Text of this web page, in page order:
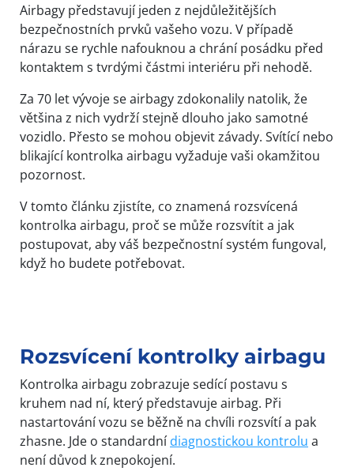
Airbagy představují jeden z nejdůležitějších
bezpečnostních prvků vašeho vozu. V případě
nárazu se rychle nafouknou a chrání posádku před
kontaktem s tvrdými částmi interiéru při nehodě.
Za 70 let vývoje se airbagy zdokonalily natolik, že
většina z nich vydrží stejně dlouho jako samotné
vozidlo. Přesto se mohou objevit závady. Svítící nebo
blikající kontrolka airbagu vyžaduje vaši okamžitou
pozornost.
V tomto článku zjistíte, co znamená rozsvícená
kontrolka airbagu, proč se může rozsvítit a jak
postupovat, aby váš bezpečnostní systém fungoval,
když ho budete potřebovat.
Rozsvícení kontrolky airbagu
Kontrolka airbagu zobrazuje sedící postavu s
kruhem nad ní, který představuje airbag. Při
nastartování vozu se běžně na chvíli rozsvítí a pak
zhasne. Jde o standardnídiagnostickou kontrolu a
není důvod k znepokojení.